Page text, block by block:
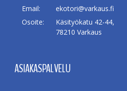
Email:
ekotori@varkaus.fi
Osoite:
Käsityökatu 42-44,
78210 Varkaus
ASIAKASPALVELU